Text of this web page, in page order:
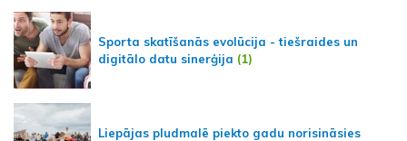
Sporta skatīšanās evolūcija - tiešraides un
digitālo datu sinerģija (1)
Liepājas pludmalē piekto gadu norisināsies